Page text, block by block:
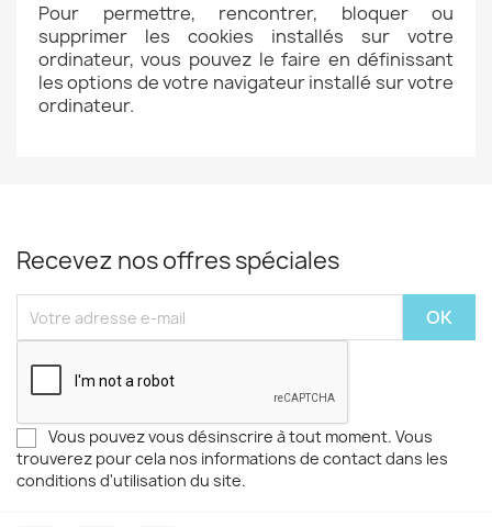
Pour permettre, rencontrer, bloquer ou
supprimer les cookies installés sur votre
ordinateur, vous pouvez le faire en définissant
les options de votre navigateur installé sur votre
ordinateur.
Recevez nos offres spéciales
Vous pouvez vous désinscrire à tout moment. Vous
trouverez pour cela nos informations de contact dans les
conditions d'utilisation du site.